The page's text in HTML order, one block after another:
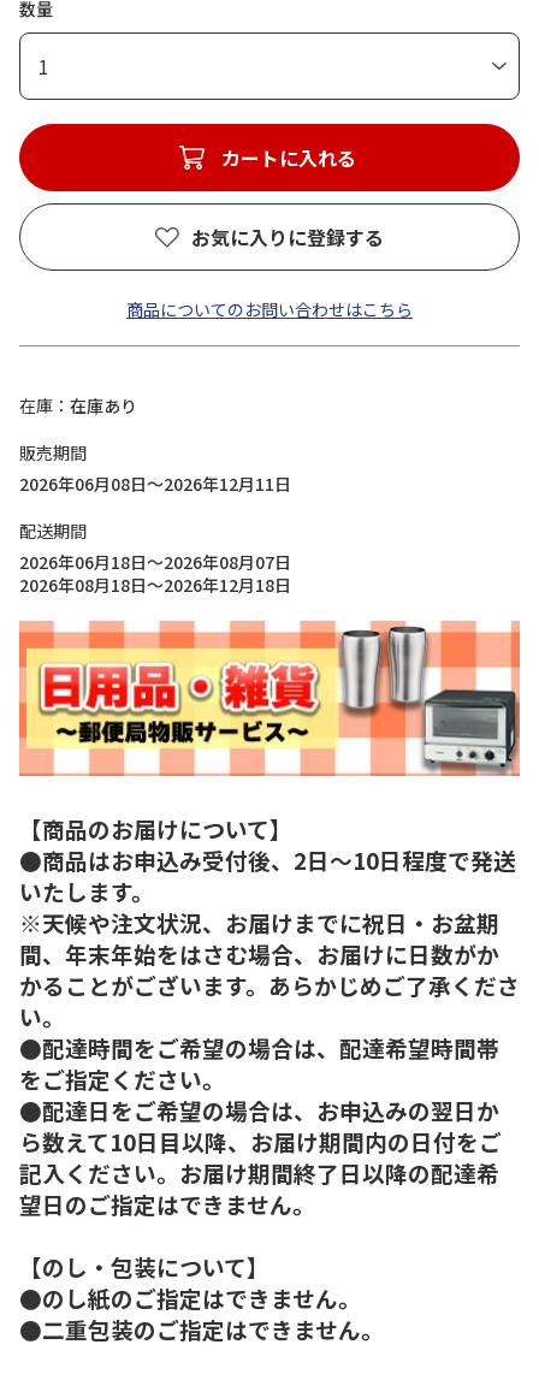
数量
1
カートに入れる
お気に入りに登録する
商品についてのお問い合わせはこちら
在庫
在庫あり
販売期間
2026年06月08日～2026年12月11日
配送期間
2026年06月18日～2026年08月07日
2026年08月18日～2026年12月18日
【商品のお届けについて】
●商品はお申込み受付後、2日～10日程度で発送
いたします。
※天候や注文状況、お届けまでに祝日・お盆期
間、年末年始をはさむ場合、お届けに日数がか
かることがございます。あらかじめご了承くださ
い。
●配達時間をご希望の場合は、配達希望時間帯
をご指定ください。
●配達日をご希望の場合は、お申込みの翌日か
ら数えて10日目以降、お届け期間内の日付をご
記入ください。お届け期間終了日以降の配達希
望日のご指定はできません。
【のし・包装について】
●のし紙のご指定はできません。
●二重包装のご指定はできません。